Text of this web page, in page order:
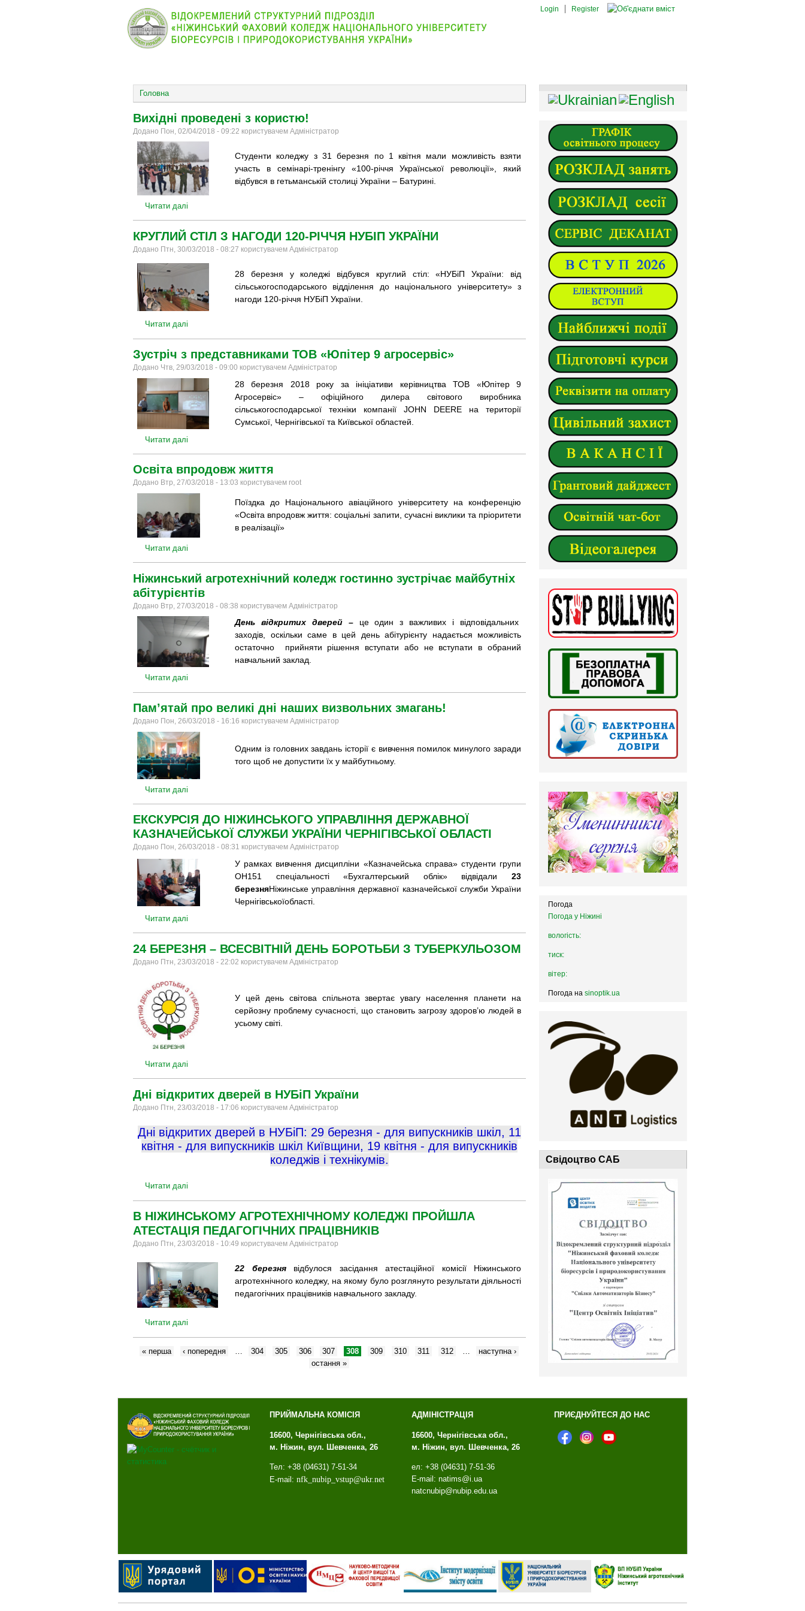
Login Register
Головна
Вихідні проведені з користю!
Додано Пон, 02/04/2018 - 09:22 користувачем Адміністратор
Студенти коледжу з 31 березня по 1 квітня мали можливість взяти
участь в семінарі-тренінгу «100-річчя Української революції», який
відбувся в гетьманській столиці України – Батурині.​
Читати далі
КРУГЛИЙ СТІЛ З НАГОДИ 120-РІЧЧЯ НУБІП УКРАЇНИ
Додано Птн, 30/03/2018 - 08:27 користувачем Адміністратор
28 березня у коледжі відбувся круглий стіл: «НУБіП України: від
сільськогосподарського відділення до національного університету» з
нагоди 120-річчя НУБіП України. ​​​
Читати далі
Зустріч з представниками ТОВ «Юпітер 9 агросервіс»
Додано Чтв, 29/03/2018 - 09:00 користувачем Адміністратор
28 березня 2018 року за ініціативи керівництва ТОВ «Юпітер 9
Агросервіс» – офіційного дилера світового виробника
сільськогосподарської техніки компанії JOHN DEERE на території
Сумської, Чернігівської та Київської областей​.
Читати далі
Освіта впродовж життя
Додано Втр, 27/03/2018 - 13:03 користувачем root
Поїздка до Національного авіаційного університету на конференцію
«Освіта впродовж життя: соціальні запити, сучасні виклики та пріоритети
в реалізації»​​
Читати далі
Ніжинський агротехнічний коледж гостинно зустрічає майбутніх
абітурієнтів
Додано Втр, 27/03/2018 - 08:38 користувачем Адміністратор
День відкритих дверей – це один з важливих і відповідальних
заходів, оскільки саме в цей день абітурієнту надається можливість
остаточно прийняти рішення вступати або не вступати в обраний
навчальний заклад. ​
Читати далі
Пам’ятай про великі дні наших визвольних змагань!
Додано Пон, 26/03/2018 - 16:16 користувачем Адміністратор
Одним із головних завдань історії є вивчення помилок минулого заради
того щоб не допустити їх у майбутньому. ​
Читати далі
ЕКСКУРСІЯ ДО НІЖИНСЬКОГО УПРАВЛІННЯ ДЕРЖАВНОЇ
КАЗНАЧЕЙСЬКОЇ СЛУЖБИ УКРАЇНИ ЧЕРНІГІВСЬКОЇ ОБЛАСТІ
Додано Пон, 26/03/2018 - 08:31 користувачем Адміністратор
У рамках вивчення дисципліни «Казначейська справа» студенти групи
ОН151 спеціальності «Бухгалтерський облік» відвідали 23
березняНіжинське управління державної казначейської служби України
Чернігівськоїобласті.​
Читати далі
24 БЕРЕЗНЯ – ВСЕСВІТНІЙ ДЕНЬ БОРОТЬБИ З ТУБЕРКУЛЬОЗОМ
Додано Птн, 23/03/2018 - 22:02 користувачем Адміністратор
У цей день світова спільнота звертає увагу населення планети на
серйозну проблему сучасності, що становить загрозу здоров’ю людей в
усьому світі.​
Читати далі
Дні відкритих дверей в НУБіП України
Додано Птн, 23/03/2018 - 17:06 користувачем Адміністратор
Дні відкритих дверей в НУБіП: 29 березня - для випускників шкіл, 11
квітня - для випускників шкіл Київщини, 19 квітня - для випускників
коледжів і технікумів.
Читати далі
В НІЖИНСЬКОМУ АГРОТЕХНІЧНОМУ КОЛЕДЖІ ПРОЙШЛА
АТЕСТАЦІЯ ПЕДАГОГІЧНИХ ПРАЦІВНИКІВ
Додано Птн, 23/03/2018 - 10:49 користувачем Адміністратор
22 березня відбулося засідання атестаційної комісії Ніжинського
агротехнічного коледжу, на якому було розглянуто результати діяльності
педагогічних працівників навчального закладу. ​
Читати далі
« перша ‹ попередня … 304 305 306 307 308 309 310 311 312 …
наступна ›
остання »
Погода
Погода у Ніжині
вологість:
тиск:
вітер:
Погода на sinoptik.ua
Свідоцтво САБ
ПРИЙМАЛЬНА КОМІСІЯ
16600, Чернігівська обл.,
м. Ніжин, вул. Шевченка, 26
Тел: +38 (04631) 7-51-34
E-mail: nfk_ nubip_ vstup@ukr.net
АДМІНІСТРАЦІЯ
16600, Чернігівська обл.,
м. Ніжин, вул. Шевченка, 26
ел: +38 (04631) 7-51-36
E-mail: natims@i.ua
natcnubip@nubip.edu.ua
ПРИЄДНУЙТЕСЯ ДО НАС